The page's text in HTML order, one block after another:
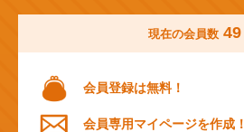
現在の会員数 49
会員登録は無料！
会員専用マイページを作成！